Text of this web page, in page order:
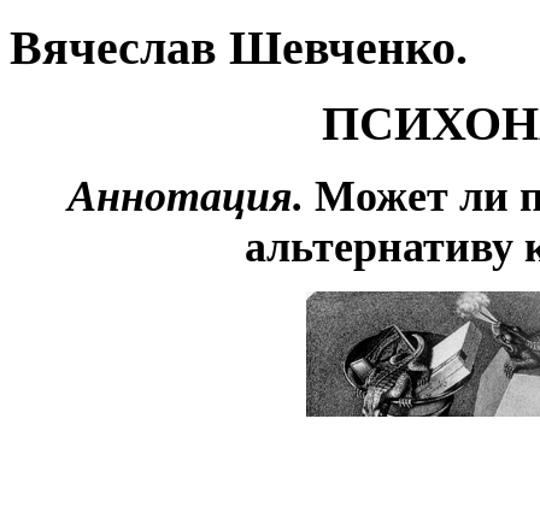
Вячеслав Шевченко.
Аннотация. Может ли
альтернативу